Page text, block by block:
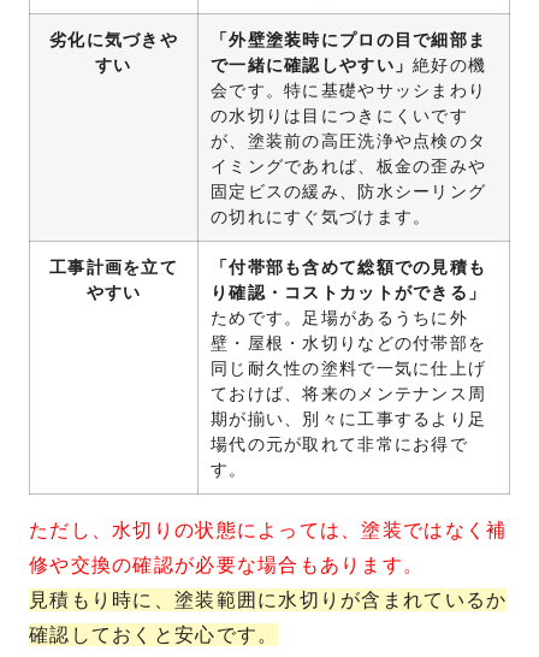
劣化に気づきや
すい
「外壁塗装時にプロの目で細部ま
で一緒に確認しやすい」絶好の機
会です。特に基礎やサッシまわり
の水切りは目につきにくいです
が、塗装前の高圧洗浄や点検のタ
イミングであれば、板金の歪みや
固定ビスの緩み、防水シーリング
の切れにすぐ気づけます。
工事計画を立て
やすい
「付帯部も含めて総額での見積も
り確認・コストカットができる」
ためです。足場があるうちに外
壁・屋根・水切りなどの付帯部を
同じ耐久性の塗料で一気に仕上げ
ておけば、将来のメンテナンス周
期が揃い、別々に工事するより足
場代の元が取れて非常にお得で
す。
ただし、水切りの状態によっては、塗装ではなく補
修や交換の確認が必要な場合もあります。
見積もり時に、塗装範囲に水切りが含まれているか
確認しておくと安心です。